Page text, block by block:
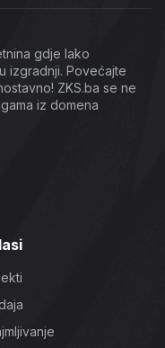
gdje lako
izgradnji. Povećajte
ZKS.ba se ne
iz domena